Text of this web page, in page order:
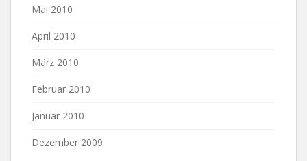
Mai 2010
April 2010
März 2010
Februar 2010
Januar 2010
Dezember 2009